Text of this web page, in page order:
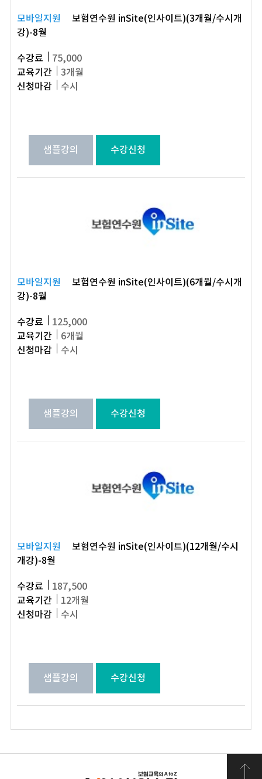
모바일지원
보험연수원 inSite(인사이트)(3개월/수시개
강)-8월
수강료
75,000
교육기간
3개월
신청마감
수시
샘플강의 수강신청
모바일지원
보험연수원 inSite(인사이트)(6개월/수시개
강)-8월
수강료
125,000
교육기간
6개월
신청마감
수시
샘플강의 수강신청
모바일지원
보험연수원 inSite(인사이트)(12개월/수시
개강)-8월
수강료
187,500
교육기간
12개월
신청마감
수시
샘플강의 수강신청